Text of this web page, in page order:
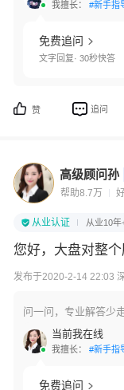
我擅长： #新手指
免费追问
文字回复· 30秒快答
赞 追问
高级顾问孙
帮助8.7万
从业认证 从业10年
您好，大盘对整
发布于2020-2-14 22:03
问一问，专业解答少
当前我在线
我擅长： #新手指
免费追问